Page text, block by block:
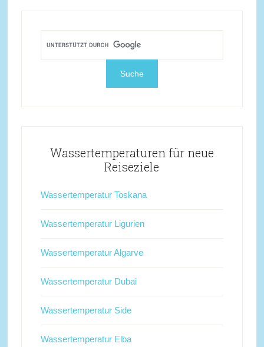
Wassertemperaturen für neue
Reiseziele
Wassertemperatur Toskana
Wassertemperatur Ligurien
Wassertemperatur Algarve
Wassertemperatur Dubai
Wassertemperatur Side
Wassertemperatur Elba